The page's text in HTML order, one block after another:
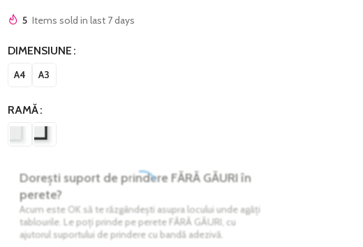
5 Items sold in last 7 days
DIMENSIUNE
A4 A3
RAMĂ
Dorești suport de prindere FĂRĂ GĂURI în
perete?
Acum este OK să te răzgândești asupra locului unde agăți
tablourile. Le poți prinde pe perete FĂRĂ GĂURI, cu
ajutorul suportului de prindere cu bandă adezivă.